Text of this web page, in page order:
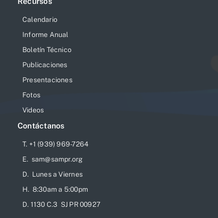
Calendario
Informe Anual
Boletín Técnico
Publicaciones
Presentaciones
Fotos
Videos
Contáctanos
T. +1 (939) 969-7264
E. sam@sampr.org
D. Lunes a Viernes
H. 8:30am a 5:00pm
D. 1130 C.3 SJ PR 00927